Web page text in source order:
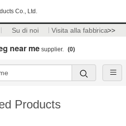
Co., Ltd.
Su di noi Visita alla fabbrica>>
near me supplier. (0)
Products